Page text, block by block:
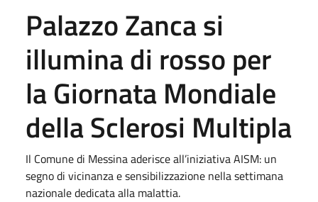
Palazzo Zanca si
illumina di rosso per
la Giornata Mondiale
della Sclerosi Multipla
Il Comune di Messina aderisce all’iniziativa AISM: un
segno di vicinanza e sensibilizzazione nella settimana
nazionale dedicata alla malattia.